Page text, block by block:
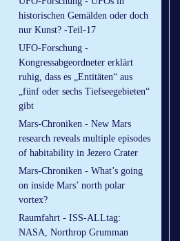
historischen Gemälden oder doch
nur Kunst? -Teil-17
UFO-Forschung -
Kongressabgeordneter erklärt
ruhig, dass es „Entitäten“ aus
„fünf oder sechs Tiefseegebieten“
gibt
Mars-Chroniken - New Mars
research reveals multiple episodes
of habitability in Jezero Crater
Mars-Chroniken - What’s going
on inside Mars’ north polar
vortex?
Raumfahrt - ISS-ALLtag:
NASA, Northrop Grumman